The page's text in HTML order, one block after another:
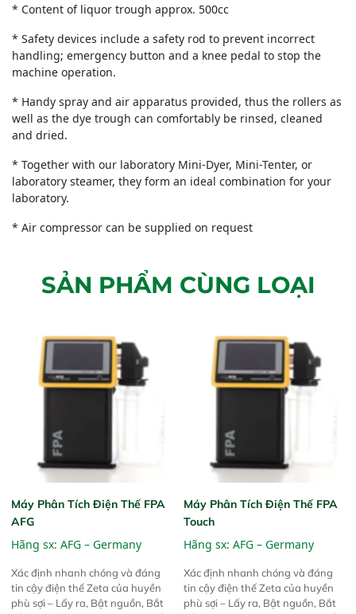
* Content of liquor trough approx. 500cc
* Safety devices include a safety rod to prevent incorrect
handling; emergency button and a knee pedal to stop the
machine operation.
* Handy spray and air apparatus provided, thus the rollers as
well as the dye trough can comfortably be rinsed, cleaned
and dried.
* Together with our laboratory Mini-Dyer, Mini-Tenter, or
laboratory steamer, they form an ideal combination for your
laboratory.
* Air compressor can be supplied on request
SẢN PHẨM CÙNG LOẠI
Máy Phân Tích Điện Thế FPA
AFG
Hãng sx: AFG – Germany
Xác định nhanh chóng và đáng
tin cậy điện thế Zeta của huyền
phù sợi – Lấy ra, Bật nguồn, Bắt
Máy Phân Tích Điện Thế FPA
Touch
Hãng sx: AFG – Germany
Xác định nhanh chóng và đáng
tin cậy điện thế Zeta của huyền
phù sợi – Lấy ra, Bật nguồn, Bắt